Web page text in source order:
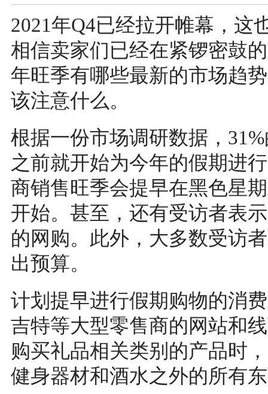
2021年Q4已经拉开帷幕，这
相信卖家们已经在紧锣密鼓
年旺季有哪些最新的市场趋
该注意什么。
根据一份市场调研数据，
之前就开始为今年的假期进
商销售旺季会提早在黑色星
开始。甚至，还有受访者表
的网购。此外，大多数受访
出预算。
计划提早进行假期购物的消
吉特等大型零售商的网站和
购买礼品相关类别的产品时
健身器材和酒水之外的所有